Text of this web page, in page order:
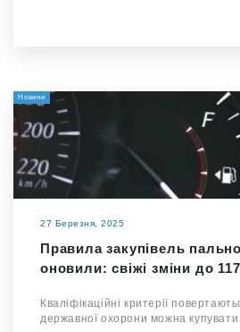
Новини
27 Березня, 2025
Правила закупівель
оновили: свіжі зміни до
Кваліфікаційні критерії
державної охорони можна купувати